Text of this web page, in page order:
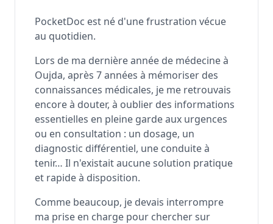
PocketDoc est né d'une frustration vécue
au quotidien.
Lors de ma dernière année de médecine à
Oujda, après 7 années à mémoriser des
connaissances médicales, je me retrouvais
encore à douter, à oublier des informations
essentielles en pleine garde aux urgences
ou en consultation : un dosage, un
diagnostic différentiel, une conduite à
tenir… Il n'existait aucune solution pratique
et rapide à disposition.
Comme beaucoup, je devais interrompre
ma prise en charge pour chercher sur